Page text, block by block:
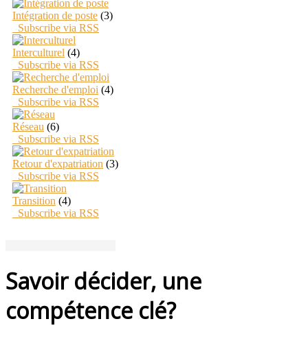
Intégration de poste (3)
Subscribe via RSS
Interculturel (4)
Subscribe via RSS
Recherche d'emploi (4)
Subscribe via RSS
Réseau (6)
Subscribe via RSS
Retour d'expatriation (3)
Subscribe via RSS
Transition (4)
Subscribe via RSS
Savoir décider, une
compétence clé?